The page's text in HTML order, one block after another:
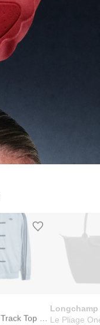
Ürünü istek listesine ekle veya listeden çıkar
Longchamp